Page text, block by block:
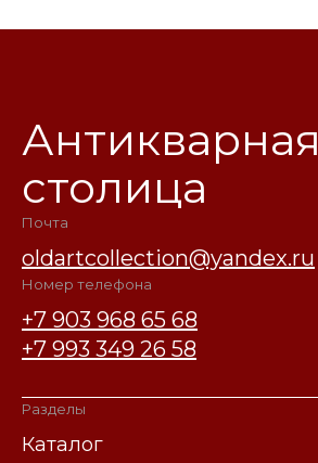
Антикварная
столица
Почта
oldartcollection@yandex.ru
Номер телефона
+7 903 968 65 68
+7 993 349 26 58
Разделы
Каталог